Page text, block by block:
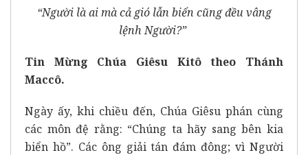
“Người là ai mà cả gió lẫn biển cũng đều vâng
lệnh Người?”
Tin Mừng Chúa Giêsu Kitô theo Thánh
Maccô.
Ngày ấy, khi chiều đến, Chúa Giêsu phán cùng
các môn đệ rằng: “Chúng ta hãy sang bên kia
biển hồ”. Các ông giải tán đám đông; vì Người